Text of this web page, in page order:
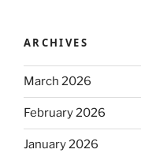
ARCHIVES
March 2026
February 2026
January 2026